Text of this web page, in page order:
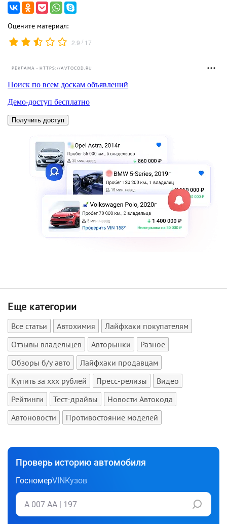
Оцените материал:
2.9 / 17
РЕКЛАМА • HTTPS://AVTOCOD.RU
Еще категории
Все статьи Автохимия
Лайфхаки покупателям
Отзывы владельцев
Авторынки
Разное
Обзоры б/у авто
Лайфхаки продавцам
Купить за xxx рублей
Пресс-релизы
Видео
Рейтинги
Тест-драйвы
Новости Автокода
Автоновости
Противостояние моделей
Проверь историю автомобиля
ГосномерVINКузов